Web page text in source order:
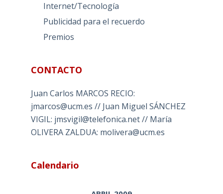
Internet/Tecnología
Publicidad para el recuerdo
Premios
CONTACTO
Juan Carlos MARCOS RECIO:
jmarcos@ucm.es // Juan Miguel SÁNCHEZ
VIGIL: jmsvigil@telefonica.net // María
OLIVERA ZALDUA: molivera@ucm.es
Calendario